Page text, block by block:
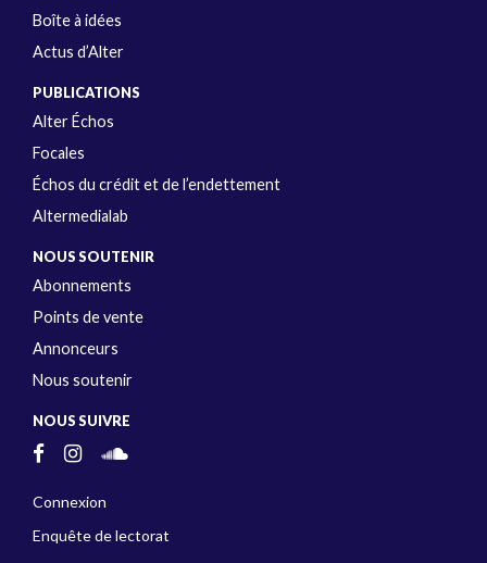
Boîte à idées
Actus d’Alter
PUBLICATIONS
Alter Échos
Focales
Échos du crédit et de l’endettement
Altermedialab
NOUS SOUTENIR
Abonnements
Points de vente
Annonceurs
Nous soutenir
NOUS SUIVRE
Connexion
Enquête de lectorat